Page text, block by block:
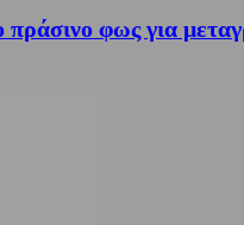
πράσινο φως για